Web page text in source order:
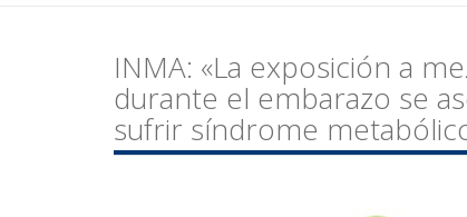
INMA: «La exposición a
durante el embarazo se
sufrir síndrome